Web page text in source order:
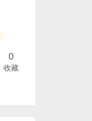
0
收藏